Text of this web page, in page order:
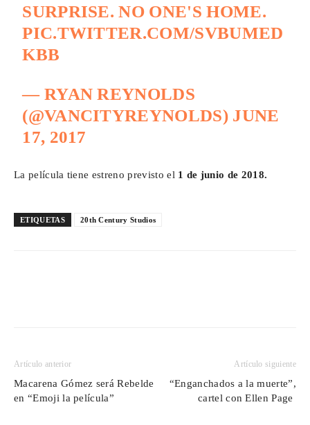
SURPRISE. NO ONE'S HOME.
PIC.TWITTER.COM/SVBUMED
KBB
— RYAN REYNOLDS
(@VANCITYREYNOLDS) JUNE
17, 2017
La película tiene estreno previsto el 1 de junio de 2018.
ETIQUETAS 20th Century Studios
Artículo anterior
Macarena Gómez será Rebelde
en “Emoji la película”
Artículo siguiente
“Enganchados a la muerte”,
cartel con Ellen Page